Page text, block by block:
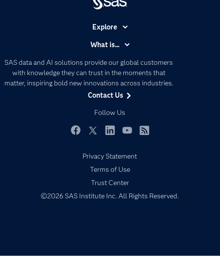
SAS data and AI solutions provide our global customers
with knowledge they can trust in the moments that
matter, inspiring bold new innovations across industries.
Contact Us
Follow Us
Explore
Certification
Communities
Company
Data Management
Developers
For Educators
Events
Industries
My SAS
What is...
Artificial Intelligence
Data Management
Data Science
Generative AI
Responsible Innovation
Privacy Statement
Terms of Use
Trust Center
©2026 SAS Institute Inc. All Rights Reserved.